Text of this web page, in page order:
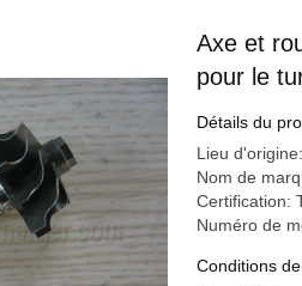
Axe et
pour le
Détails du
Lieu
Nom de
Certification:
Numéro de
Conditions